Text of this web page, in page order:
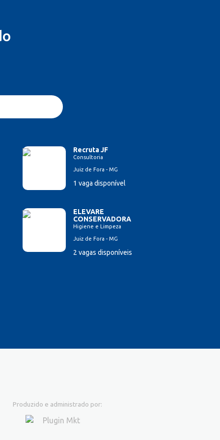
Recruta JF
Consultoria
Juiz de Fora - MG
1 vaga disponível
ELEVARE
CONSERVADORA
Higiene e Limpeza
Juiz de Fora - MG
2 vagas disponíveis
Produzido e administrado por: